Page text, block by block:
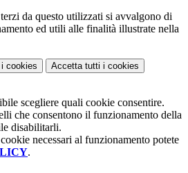
da questo utilizzati si avvalgono di
ed utili alle finalità illustrate nella
i cookies Accetta tutti i cookies
scegliere quali cookie consentire.
che consentono il funzionamento della
disabilitarli.
necessari al funzionamento potete
.